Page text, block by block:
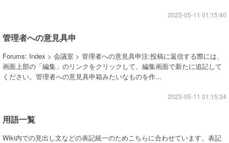
2023-05-11 01:15:40
管理者への意見具申
Forums: Index > 会議室 > 管理者への意見具申注:投稿に返信する際には、
画面上部の「編集」のリンクをクリックして、編集画面で新たに追記して
ください。管理者への意見具申箱みたいなものを作...
2023-05-11 01:15:34
用語一覧
Wiki内での見出し文などの表記統一のためこちらに合わせています。表記